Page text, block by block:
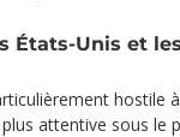
États-Unis et
hostile
attentive sous le